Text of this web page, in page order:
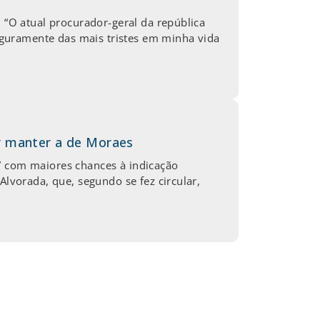
atual procurador-geral da república
das mais tristes em minha vida
a de Moraes
maiores chances à indicação
que, segundo se fez circular,